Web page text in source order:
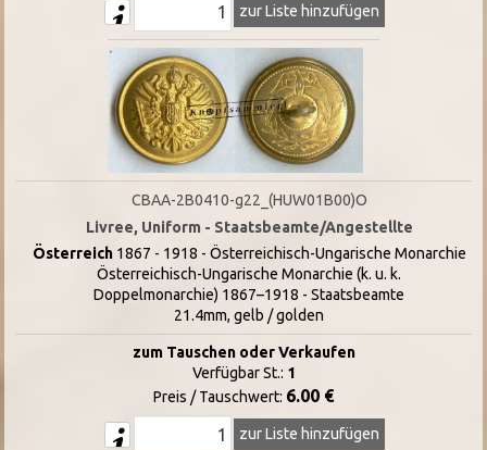
zur Liste hinzufügen
CBAA-2B0410-g22_(HUW01B00)O
Livree, Uniform - Staatsbeamte/Angestellte
Österreich1867 - 1918 - Österreichisch-Ungarische Monarchie
Österreichisch-Ungarische Monarchie (k. u. k.
Doppelmonarchie) 1867–1918 - Staatsbeamte
21.4mm, gelb / golden
zum Tauschen oder Verkaufen
Verfügbar St.: 1
Preis / Tauschwert: 6.00 €
zur Liste hinzufügen